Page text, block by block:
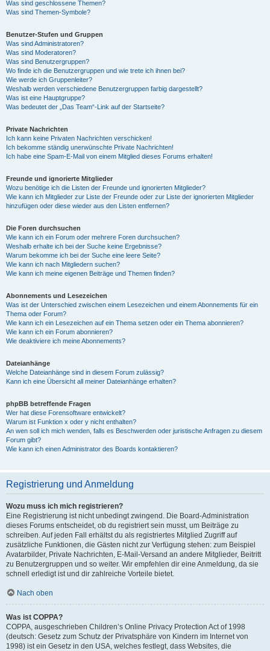
Was sind geschlossene Themen?
Was sind Themen-Symbole?
Benutzer-Stufen und Gruppen
Was sind Administratoren?
Was sind Moderatoren?
Was sind Benutzergruppen?
Wo finde ich die Benutzergruppen und wie trete ich ihnen bei?
Wie werde ich Gruppenleiter?
Weshalb werden verschiedene Benutzergruppen farbig dargestellt?
Was ist eine Hauptgruppe?
Was bedeutet der „Das Team“-Link auf der Startseite?
Private Nachrichten
Ich kann keine Privaten Nachrichten verschicken!
Ich bekomme ständig unerwünschte Private Nachrichten!
Ich habe eine Spam-E-Mail von einem Mitglied dieses Forums erhalten!
Freunde und ignorierte Mitglieder
Wozu benötige ich die Listen der Freunde und ignorierten Mitglieder?
Wie kann ich Mitglieder zur Liste der Freunde oder zur Liste der ignorierten Mitglieder
hinzufügen oder diese wieder aus den Listen entfernen?
Die Foren durchsuchen
Wie kann ich ein Forum oder mehrere Foren durchsuchen?
Weshalb erhalte ich bei der Suche keine Ergebnisse?
Warum bekomme ich bei der Suche eine leere Seite?
Wie kann ich nach Mitgliedern suchen?
Wie kann ich meine eigenen Beiträge und Themen finden?
Abonnements und Lesezeichen
Was ist der Unterschied zwischen einem Lesezeichen und einem Abonnements für ein
Thema oder Forum?
Wie kann ich ein Lesezeichen auf ein Thema setzen oder ein Thema abonnieren?
Wie kann ich ein Forum abonnieren?
Wie deaktiviere ich meine Abonnements?
Dateianhänge
Welche Dateianhänge sind in diesem Forum zulässig?
Kann ich eine Übersicht all meiner Dateianhänge erhalten?
phpBB betreffende Fragen
Wer hat diese Forensoftware entwickelt?
Warum ist Funktion x oder y nicht enthalten?
An wen soll ich mich wenden, falls es Beschwerden oder juristische Anfragen zu diesem
Forum gibt?
Wie kann ich einen Administrator des Boards kontaktieren?
Registrierung und Anmeldung
Wozu muss ich mich registrieren?
Eine Registrierung ist nicht unbedingt zwingend. Die Board-Administration
dieses Forums entscheidet, ob du registriert sein musst, um Beiträge zu
schreiben. Auf jeden Fall erhältst du als registriertes Mitglied Zugriff auf
zusätzliche Funktionen, die Gästen nicht zur Verfügung stehen: zum Beispiel
Avatarbilder, Private Nachrichten, E-Mail-Versand an andere Mitglieder, Beitritt
zu Benutzergruppen und so weiter. Wir empfehlen dir eine Anmeldung, da sie
schnell erledigt ist und dir zahlreiche Vorteile bietet.
Nach oben
Was ist COPPA?
COPPA, ausgeschrieben Children’s Online Privacy Protection Act of 1998
(deutsch: Gesetz zum Schutz der Privatsphäre von Kindern im Internet von
1998) ist ein Gesetz in den USA, welches festlegt, dass Websites, die